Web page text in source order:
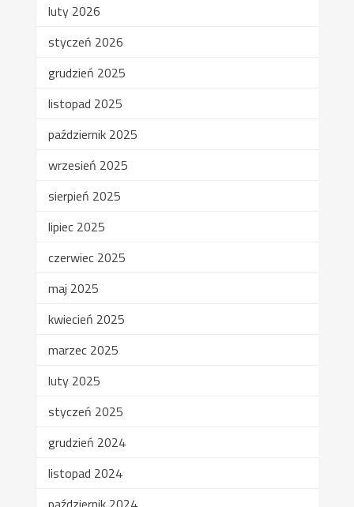
luty 2026
styczeń 2026
grudzień 2025
listopad 2025
październik 2025
wrzesień 2025
sierpień 2025
lipiec 2025
czerwiec 2025
maj 2025
kwiecień 2025
marzec 2025
luty 2025
styczeń 2025
grudzień 2024
listopad 2024